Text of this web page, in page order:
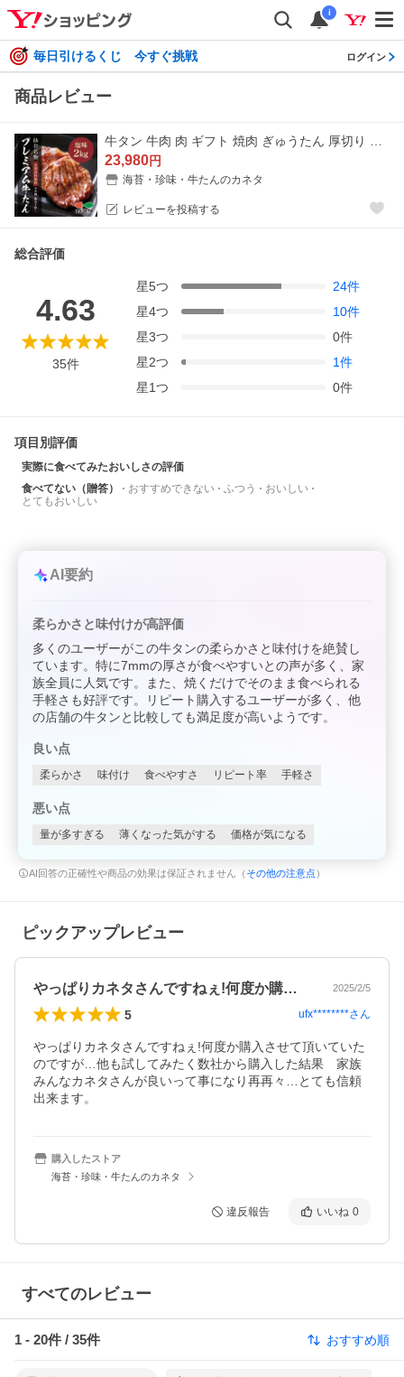
i
毎日引けるくじ 今すぐ挑戦 ログイン
商品レビュー
23,980円
海苔・珍味・牛たんのカネタ
レビューを投稿する
総合評価
4.63
35件
星5つ 24件
星4つ 10件
星3つ 0件
星2つ 1件
星1つ 0件
項目別評価
実際に食べてみたおいしさの評価
食べてない（贈答）
おすすめできない ふつう
おいしい
とてもおいしい
AI要約
柔らかさと味付けが高評価
多くのユーザーがこの牛タンの柔らかさと味付けを絶賛し
ています。特に7mmの厚さが食べやすいとの声が多く、家
族全員に人気です。また、焼くだけでそのまま食べられる
手軽さも好評です。リピート購入するユーザーが多く、他
の店舗の牛タンと比較しても満足度が高いようです。
良い点
柔らかさ 味付け 食べやすさ リピート率 手軽さ
悪い点
量が多すぎる 薄くなった気がする 価格が気になる
AI回答の正確性や商品の効果は保証されません（ その他の注意点 ）
ピックアップレビュー
やっぱりカネタさんですねぇ!何度か購入… 2025/2/5
5 ufx********さん
やっぱりカネタさんですねぇ!何度か購入させて頂いていた
のですが…他も試してみたく数社から購入した結果　家族
みんなカネタさんが良いって事になり再再々…とても信頼
出来ます。
購入したストア
海苔・珍味・牛たんのカネタ
違反報告 いいね 0
すべてのレビュー
1 - 20件 / 35件 おすすめ順